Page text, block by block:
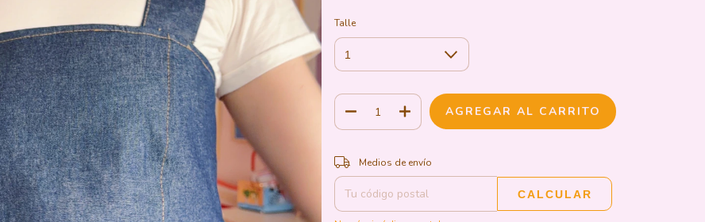
Talle
Entregas para el CP:
Medios de envío
CALCULAR